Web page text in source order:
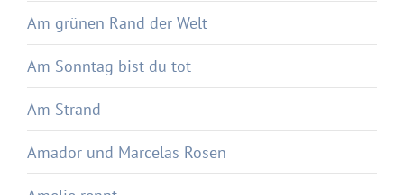
Am grünen Rand der Welt
Am Sonntag bist du tot
Am Strand
Amador und Marcelas Rosen